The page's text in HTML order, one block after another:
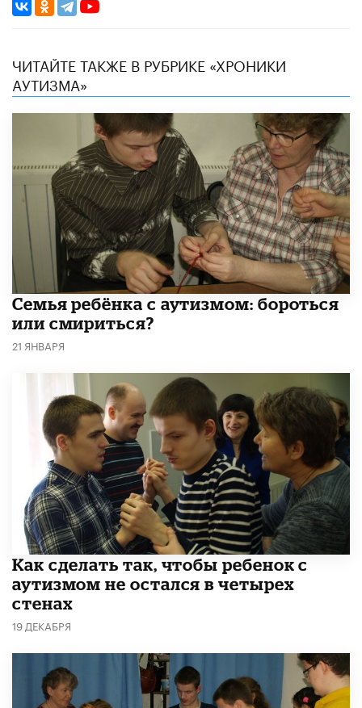
ЧИТАЙТЕ ТАКЖЕ В РУБРИКЕ «ХРОНИКИ
АУТИЗМА»
Семья ребёнка с аутизмом: бороться
или смириться?
21 ЯНВАРЯ
Как сделать так, чтобы ребенок с
аутизмом не остался в четырех
стенах
19 ДЕКАБРЯ